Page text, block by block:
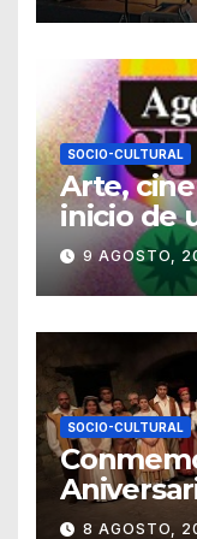
SOCIO-CULTURAL
Arte,
inicio de
9 AGOSTO,
SOCIO-CULTURAL
8 AGOSTO,